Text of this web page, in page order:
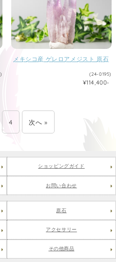
メキシコ産 ゲレロアメジスト 原石
(24-0195)
¥114,400-
4 次へ »
ショッピングガイド
お問い合わせ
原石
アクセサリー
その他商品